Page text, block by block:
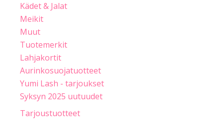
Kädet & Jalat
Meikit
Muut
Tuotemerkit
Lahjakortit
Aurinkosuojatuotteet
Yumi Lash - tarjoukset
Syksyn 2025 uutuudet
Tarjoustuotteet